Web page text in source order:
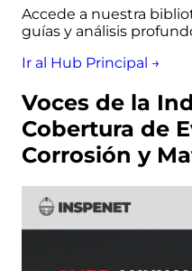
Accede a nuestra
guías y análisis
Ir al Hub Principal →
Voces de la
Cobertura de
Corrosión y